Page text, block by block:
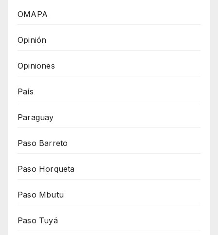
OMAPA
Opinión
Opiniones
País
Paraguay
Paso Barreto
Paso Horqueta
Paso Mbutu
Paso Tuyá